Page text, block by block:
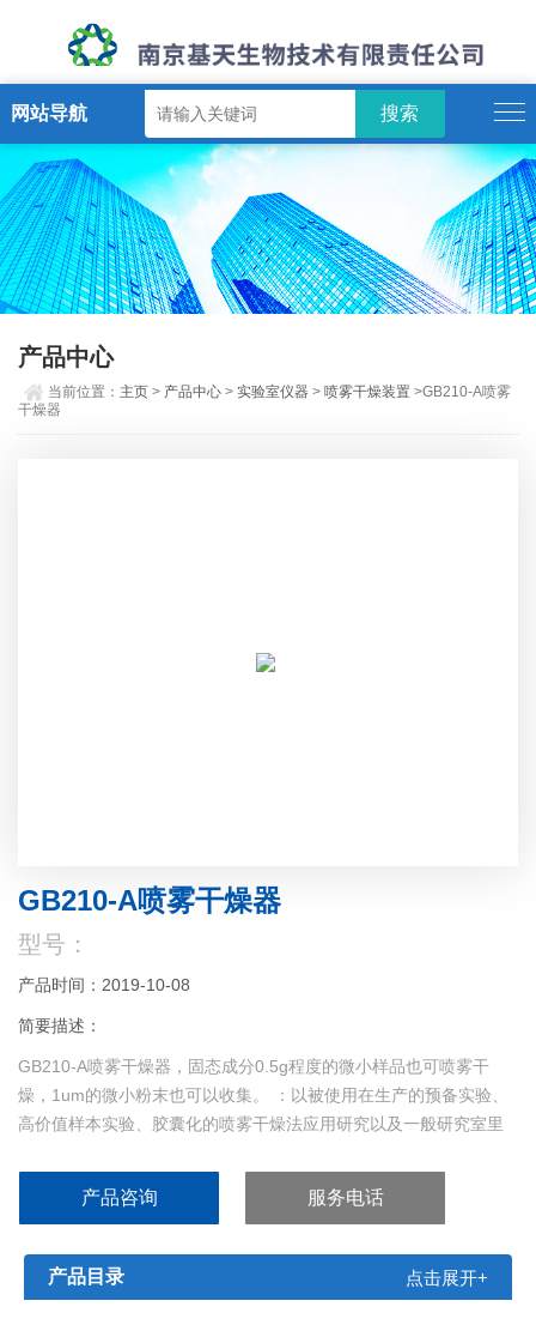
网站导航
产品中心
当前位置： 主页 > 产品中心 >实验室仪器 >喷雾干燥装置 >GB210-A喷雾
干燥器
GB210-A喷雾干燥器
型号：
产品时间：2019-10-08
简要描述：
GB210-A喷雾干燥器，固态成分0.5g程度的微小样品也可喷雾干
燥，1um的微小粉末也可以收集。 ：以被使用在生产的预备实验、
高价值样本实验、胶囊化的喷雾干燥法应用研究以及一般研究室里
产品咨询 服务电话
产品目录 点击展开+